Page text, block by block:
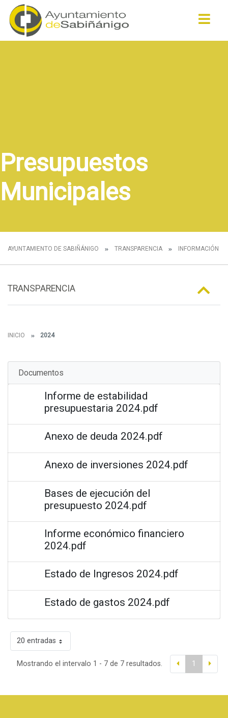
Presupuestos
Municipales
AYUNTAMIENTO DE SABIÑÁNIGO TRANSPARENCIA INFORMACIÓN
TRANSPARENCIA
INICIO 2024
Documentos
Informe de estabilidad
presupuestaria 2024.pdf
Anexo de deuda 2024.pdf
Anexo de inversiones 2024.pdf
Bases de ejecución del
presupuesto 2024.pdf
Informe económico financiero
2024.pdf
Estado de Ingresos 2024.pdf
Estado de gastos 2024.pdf
20 entradas
Mostrando el intervalo 1 - 7 de 7 resultados. 1